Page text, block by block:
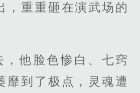
，重重砸在演武场的
，他脸色惨白、七窍
靡到了极点，灵魂遭